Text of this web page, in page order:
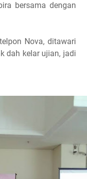
bersama dengan
Nova, ditawari
dah kelar ujian, jadi